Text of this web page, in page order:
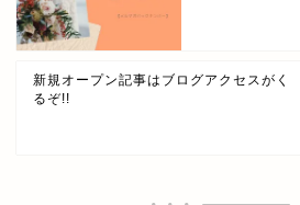
新規オープン記事はブログアクセスがく
るぞ!!